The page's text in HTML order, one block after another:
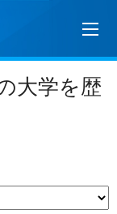
大学を歴